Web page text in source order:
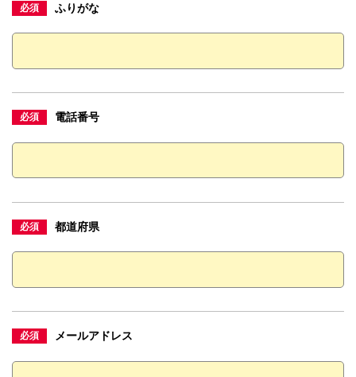
必須 ふりがな
必須 電話番号
必須 都道府県
必須 メールアドレス